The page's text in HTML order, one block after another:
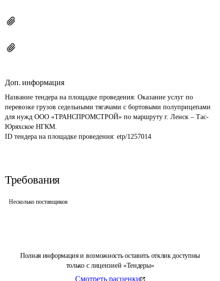
Полная информация и возможность оставить отклик доступны
только с лицензией «Тендеры»
Смотреть расценки
Доп. информация
Название тендера на площадке проведения: Оказание услуг по
перевозке грузов седельными тягачами с бортовыми полуприцепами
для нужд ООО «ТРАНСПРОМСТРОЙ» по маршруту г. Ленск – Тас-
Юряхское НГКМ.
ID тендера на площадке проведения: etp/1257014
Требования
Несколько поставщиков